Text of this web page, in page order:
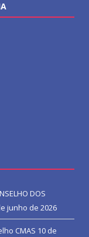
DOS
junho de 2026
CMAS 10 de